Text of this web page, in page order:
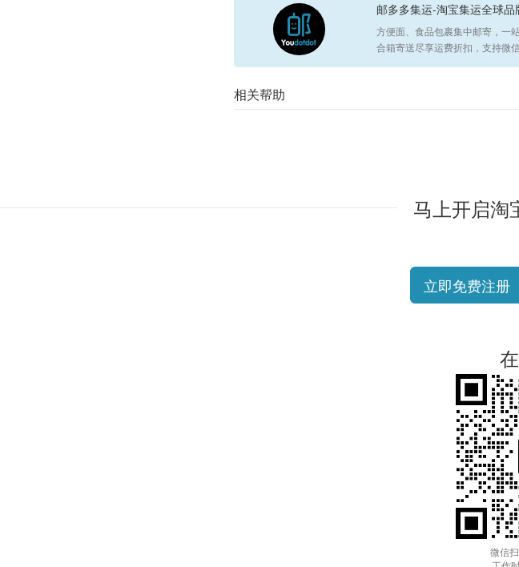
邮多多集运-淘宝集运全球
方便面、食品包裹集中邮寄，一
合箱寄送尽享运费折扣，支持微
相关帮助
马上开启淘
立即免费注册
微信